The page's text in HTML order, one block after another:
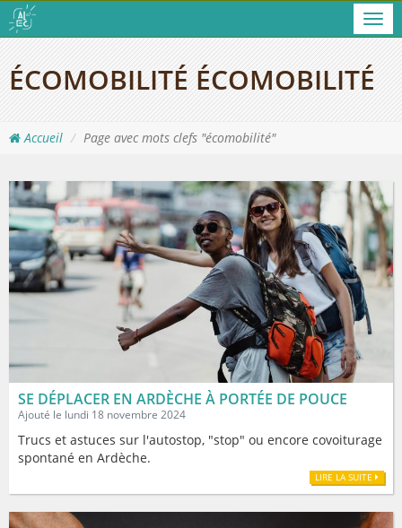
ÉCOMOBILITÉ ÉCOMOBILITÉ
Accueil Page avec mots clefs "écomobilité"
SE DÉPLACER EN ARDÈCHE À PORTÉE DE POUCE
Ajouté le lundi 18 novembre 2024
Trucs et astuces sur l'autostop, "stop" ou encore covoiturage
spontané en Ardèche.
LIRE LA SUITE